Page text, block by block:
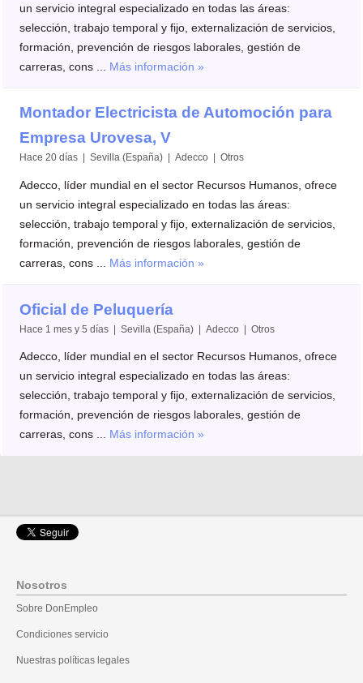
un servicio integral especializado en todas las áreas:
selección, trabajo temporal y fijo, externalización de servicios,
formación, prevención de riesgos laborales, gestión de
carreras, cons ... Más información »
Montador Electricista de Automoción para
Empresa Urovesa, V
Hace 20 días | Sevilla (España) | Adecco | Otros
Adecco, líder mundial en el sector Recursos Humanos, ofrece
un servicio integral especializado en todas las áreas:
selección, trabajo temporal y fijo, externalización de servicios,
formación, prevención de riesgos laborales, gestión de
carreras, cons ... Más información »
Oficial de Peluquería
Hace 1 mes y 5 días | Sevilla (España) | Adecco | Otros
Adecco, líder mundial en el sector Recursos Humanos, ofrece
un servicio integral especializado en todas las áreas:
selección, trabajo temporal y fijo, externalización de servicios,
formación, prevención de riesgos laborales, gestión de
carreras, cons ... Más información »
Nosotros
Sobre DonEmpleo
Condiciones servicio
Nuestras políticas legales